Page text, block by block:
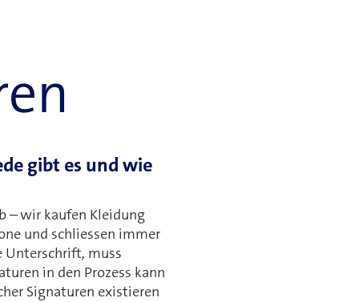
gibt es und wie
– wir kaufen Kleidung
und schliessen immer
Unterschrift, muss
in den Prozess kann
Signaturen existieren